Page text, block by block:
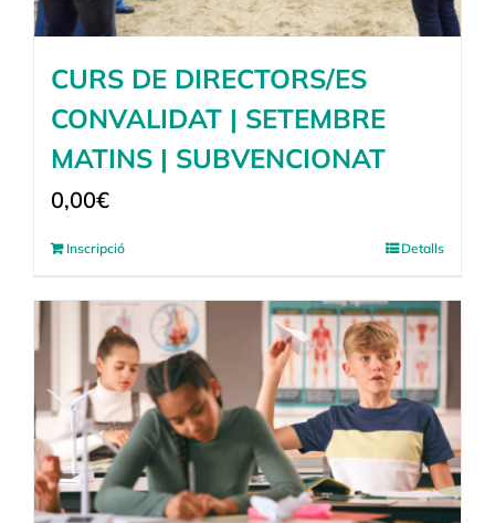
CURS DE DIRECTORS/ES
CONVALIDAT | SETEMBRE
MATINS | SUBVENCIONAT
0,00€
Inscripció Detalls